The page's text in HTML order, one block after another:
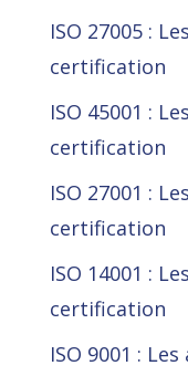
ISO 27005 :
certification
ISO 45001 :
certification
ISO 27001 :
certification
ISO 14001 :
certification
ISO 9001 :